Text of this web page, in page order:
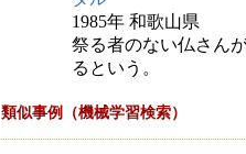
1985年 和歌山県
祭る者のない仏さん
るという。
類似事例（機械学習検索）